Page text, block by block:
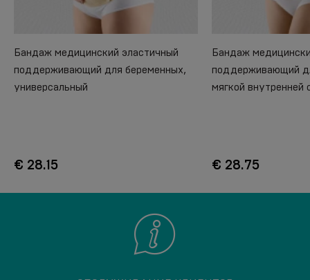
Бандаж медицинский эластичный
поддерживающий для беременных,
универсальный
€ 28.15
Бандаж
поддерживающий
мягкой внутренней
€ 28.75